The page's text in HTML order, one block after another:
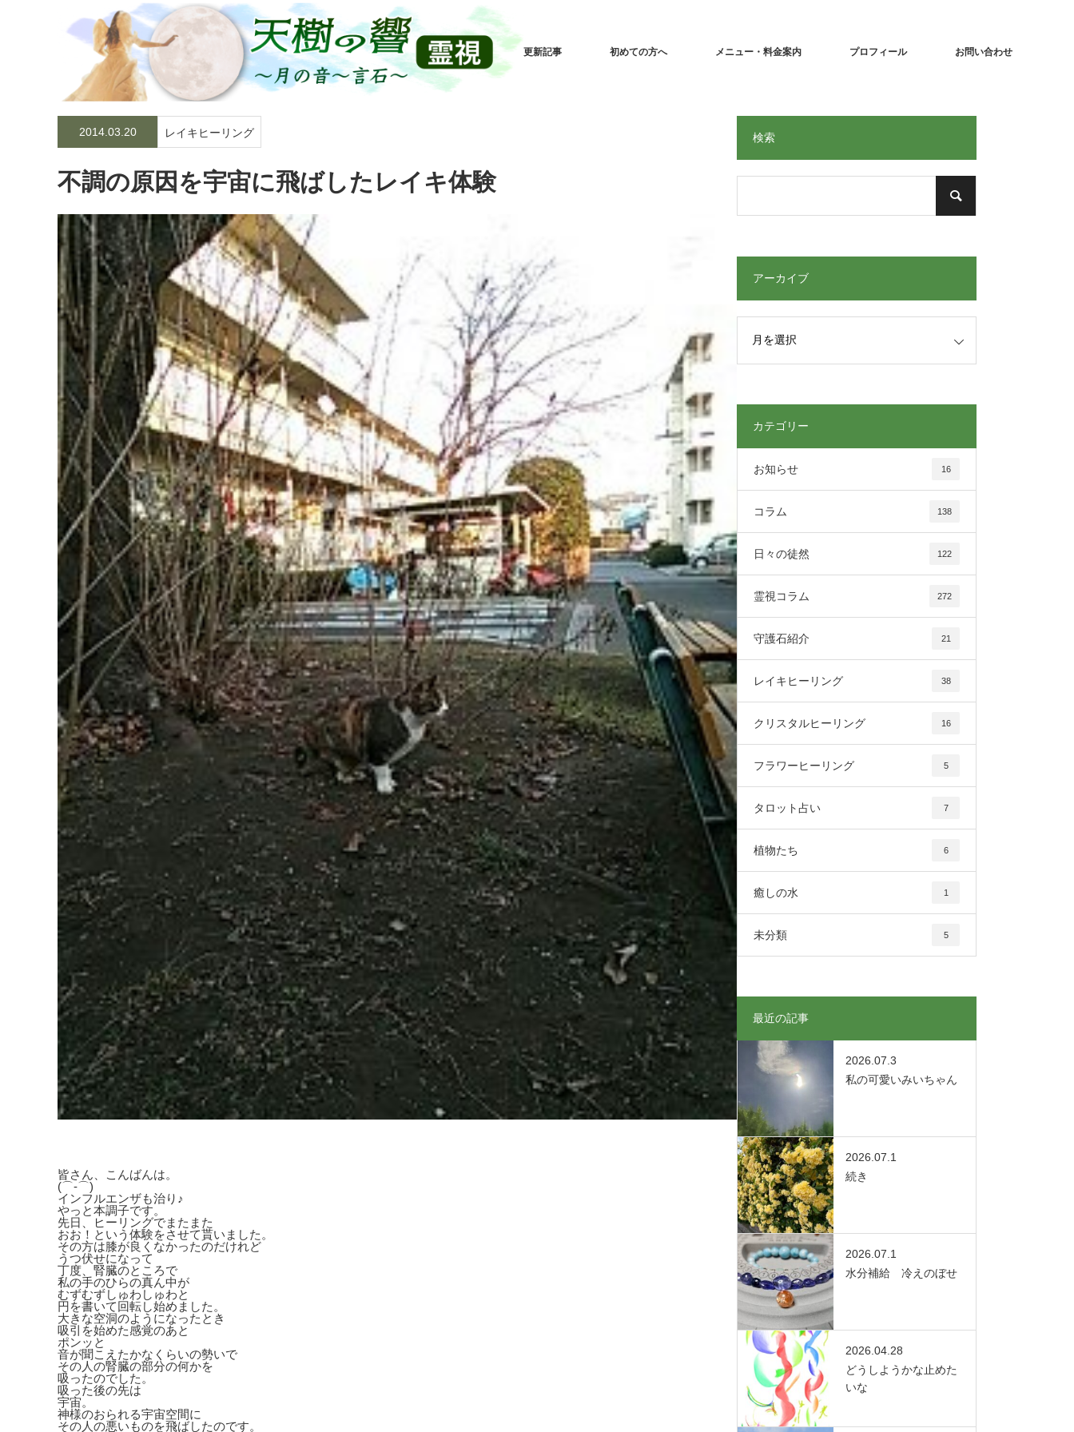
更新記事 初めての方へ メニュー・料金案内 プロフィール お問い合わせ
2014.03.20 レイキヒーリング
不調の原因を宇宙に飛ばしたレイキ体験
皆さん、こんばんは。
(⌒‐⌒)
インフルエンザも治り♪
やっと本調子です。
先日、ヒーリングでまたまた
おお！という体験をさせて貰いました。
その方は膝が良くなかったのだけれど
うつ伏せになって
丁度、腎臓のところで
私の手のひらの真ん中が
むずむずしゅわしゅわと
円を書いて回転し始めました。
大きな空洞のようになったとき
吸引を始めた感覚のあと
ポンッと
音が聞こえたかなくらいの勢いで
その人の腎臓の部分の何かを
吸ったのでした。
吸った後の先は
宇宙。
神様のおられる宇宙空間に
その人の悪いものを飛ばしたのです。
検索
アーカイブ
カテゴリー
お知らせ 16
コラム 138
日々の徒然 122
霊視コラム 272
守護石紹介 21
レイキヒーリング 38
クリスタルヒーリング 16
フラワーヒーリング 5
タロット占い 7
植物たち 6
癒しの水 1
未分類 5
最近の記事
2026.07.3
私の可愛いみいちゃん
2026.07.1
続き
2026.07.1
水分補給 冷えのぼせ
2026.04.28
どうしようかな止めた
いな